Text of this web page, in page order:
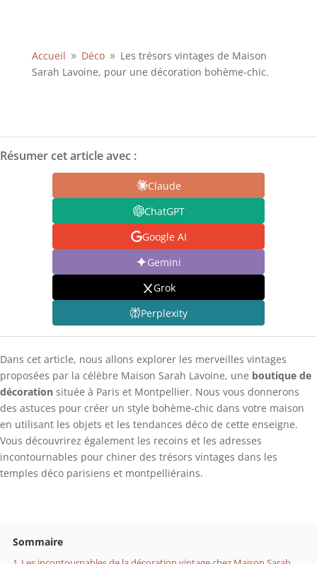
Accueil 9 Déco 9 Les trésors vintages de Maison
Sarah Lavoine, pour une décoration bohème-chic.
Résumer cet article avec :
Claude
ChatGPT
Google AI
Gemini
Grok
Perplexity
Dans cet article, nous allons explorer les merveilles vintages
proposées par la célèbre Maison Sarah Lavoine, une boutique de
décoration située à Paris et Montpellier. Nous vous donnerons
des astuces pour créer un style bohème-chic dans votre maison
en utilisant les objets et les tendances déco de cette enseigne.
Vous découvrirez également les recoins et les adresses
incontournables pour chiner des trésors vintages dans les
temples déco parisiens et montpelliérains.
Sommaire